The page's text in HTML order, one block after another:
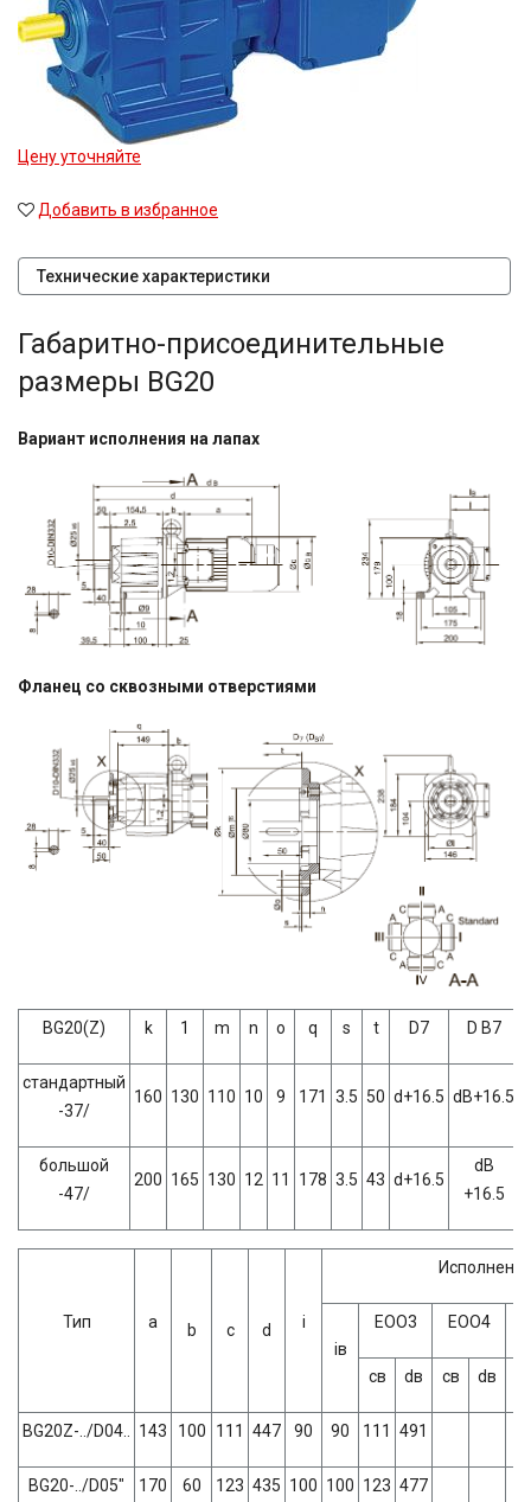
Цену уточняйте
Добавить в избранное
Технические характеристики
Габаритно-присоединительные
размеры BG20
Вариант исполнения на лапах
Фланец со сквозными отверстиями
BG20(Z) k 1 m n о q s t D7 D B7
стандартный
-37/
160 130 110 10 9 171 3.5 50 d+16.5 dB+16.5
большой
-47/
200 165 130 12 11 178 3.5 43 d+16.5
dB
+16.5
Тип а b c d i
iв
ЕОО3 ЕОО4
св dв св dв
BG20Z-../D04.. 143 100 111 447 90 90 111 491
BG20-../D05" 170 60 123 435 100 100 123 477